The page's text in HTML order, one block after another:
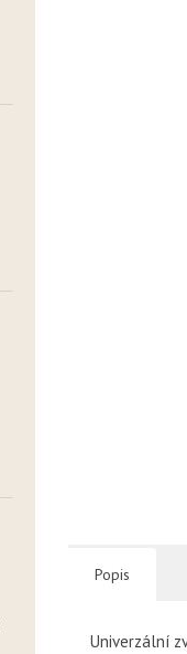
Popis
Univerzální